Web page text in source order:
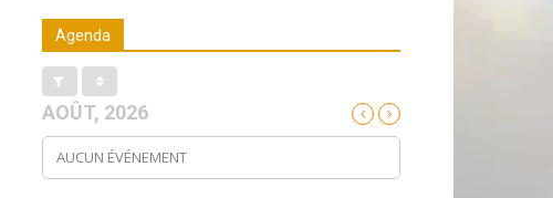
Agenda
AOÛT, 2026
AUCUN ÉVÉNEMENT